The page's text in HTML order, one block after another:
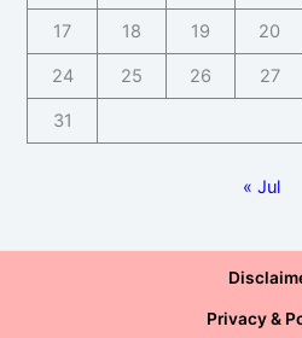
17 18 19 20
24 25 26 27
31
« Jul
Privacy &